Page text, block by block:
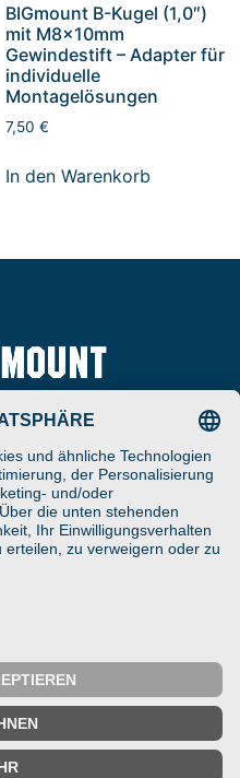
BIGmount B-Kugel (1,0″)
mit M8x10mm
Gewindestift – Adapter für
individuelle
Montagelösungen
7,50 €
In den Warenkorb
Tel
+49 (0) 5257-9380625
Fax
+49 (0) 5257-9380629
DATENSCHUTZ